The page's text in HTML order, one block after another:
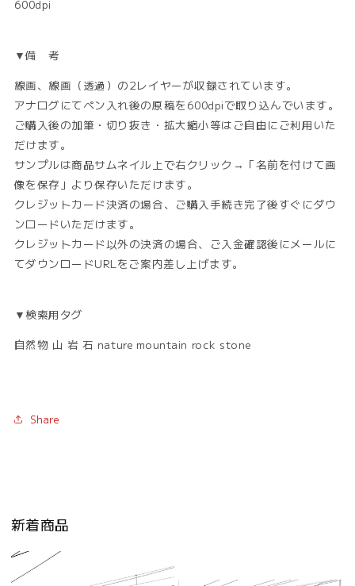
600dpi
▼備 考
線画、線画（透過）の2レイヤーが収録されています。
アナログにてペン入れ後の原稿を600dpiで取り込んでいます。
ご購入後の加筆・切り抜き・拡大縮小等はご自由にご利用いた
だけます。
サンプルは商品サムネイル上で右クリック→「名前を付けて画
像を保存」より保存いただけます。
クレジットカード決済の場合、ご購入手続き完了後すぐにダウ
ンロードいただけます。
クレジットカード以外の決済の場合、ご入金確認後にメールに
てダウンロードURLをご案内差し上げます。
▼検索用タグ
自然物 山 岩 石 nature mountain rock stone
Share
新着商品